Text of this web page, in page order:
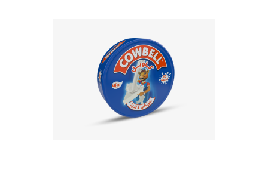
La marque Cowbell en Algérie est
une délicieuse préparation
fromagère à la texture onctueuse.
EN SAVOIR PLUS